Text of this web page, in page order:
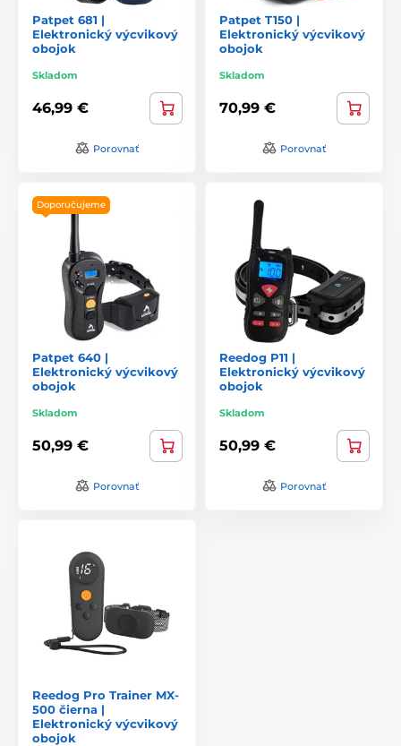
Patpet 681 |
Elektronický výcvikový
obojok
Skladom
46,99 €
Porovnať
Patpet T150 |
Elektronický výcvikový
obojok
Skladom
70,99 €
Porovnať
Doporučujeme
Patpet 640 |
Elektronický výcvikový
obojok
Skladom
50,99 €
Porovnať
Reedog P11 |
Elektronický výcvikový
obojok
Skladom
50,99 €
Porovnať
Reedog Pro Trainer MX-
500 čierna |
Elektronický výcvikový
obojok